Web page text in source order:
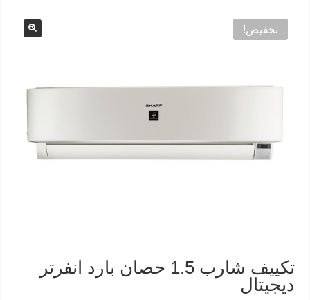
تخفيض!
تكييف شارب 1.5 حصان بارد انفرتر
ديجيتال